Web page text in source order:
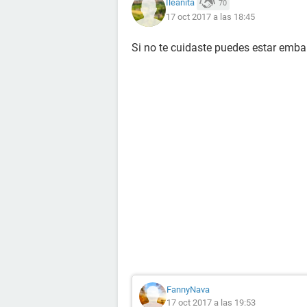
Ileanita 70
17 oct 2017 a las 18:45
Si no te cuidaste puedes estar
FannyNava
17 oct 2017 a las 19:53